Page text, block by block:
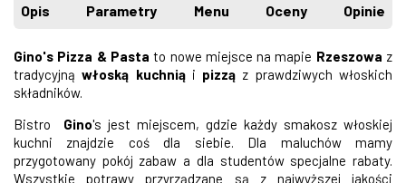
Opis Parametry Menu Oceny Opinie
Gino's Pizza & Pasta to nowe miejsce na mapie Rzeszowa z
tradycyjnąwłoską kuchnią i pizzą z prawdziwych włoskich
składników.
Bistro Gino's jest miejscem, gdzie każdy smakosz włoskiej
kuchni znajdzie coś dla siebie. Dla maluchów mamy
przygotowany pokój zabaw a dla studentów specjalne rabaty.
Wszystkie potrawy przyrządzane są z najwyższej jakości